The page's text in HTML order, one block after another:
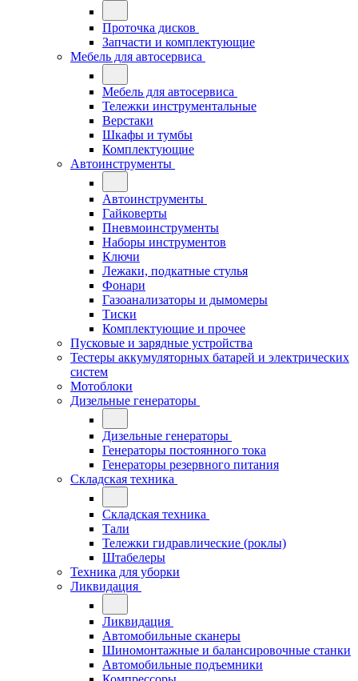
Проточка дисков
Запчасти и комплектующие
Мебель для автосервиса
Мебель для автосервиса
Тележки инструментальные
Верстаки
Шкафы и тумбы
Комплектующие
Автоинструменты
Автоинструменты
Гайковерты
Пневмоинструменты
Наборы инструментов
Ключи
Лежаки, подкатные стулья
Фонари
Газоанализаторы и дымомеры
Тиски
Комплектующие и прочее
Пусковые и зарядные устройства
Тестеры аккумуляторных батарей и электрических
систем
Мотоблоки
Дизельные генераторы
Дизельные генераторы
Генераторы постоянного тока
Генераторы резервного питания
Складская техника
Складская техника
Тали
Тележки гидравлические (роклы)
Штабелеры
Техника для уборки
Ликвидация
Ликвидация
Автомобильные сканеры
Шиномонтажные и балансировочные станки
Автомобильные подъемники